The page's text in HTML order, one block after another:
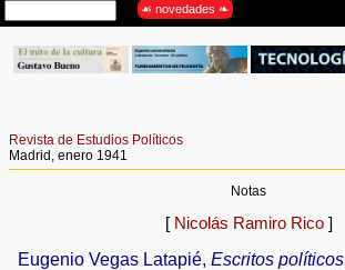
Revista de Estudios Políticos
Madrid, enero 1941
Notas
[ Nicolás Ramiro Rico]
Eugenio Vegas Latapié, Escritos políticos